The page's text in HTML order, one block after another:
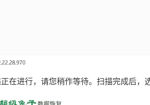
在进行，请您稍作等待。扫描完成后，